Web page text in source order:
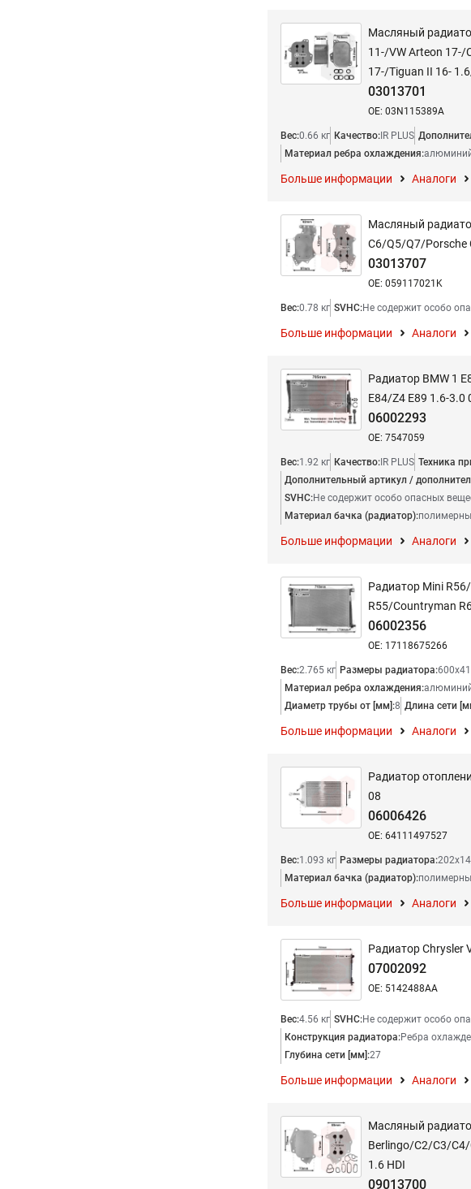
Масляный
11-/VW Arteon 17-/
17-/Tiguan II 16-
03013701
OE: 03N115389A
Вес:0.66 кг Качество: IR PLUS
Материал ребра охлаждения:
Больше информации Аналоги
Масляный
C6/Q5/Q7/Porsche
03013707
OE: 059117021K
Вес:0.78 кг SVHC:Не содержит особо
Больше информации Аналоги
Радиатор BMW 1
E84/Z4 E89 1.6-3.0
06002293
OE: 7547059
Вес:1.92 кг Качество: IR PLUS Техника
Дополнительный артикул /
SVHC:Не содержит особо опасных
Материал бачка (радиатор):
Больше информации Аналоги
Радиатор Mini
R55/Countryman
06002356
OE: 17118675266
Вес:2.765 кг Размеры радиатора:
Материал ребра охлаждения:
Диаметр трубы от [мм]:8 Длина сети
Больше информации Аналоги
Радиатор
08
06006426
OE: 64111497527
Вес:1.093 кг Размеры радиатора:
Материал бачка (радиатор):
Больше информации Аналоги
Радиатор Chrysler
07002092
OE: 5142488AA
Вес:4.56 кг SVHC:Не содержит особо
Конструкция радиатора:Ребра
Глубина сети [мм]:27
Больше информации Аналоги
Масляный
Berlingo/C2/C3/
1.6 HDI
09013700